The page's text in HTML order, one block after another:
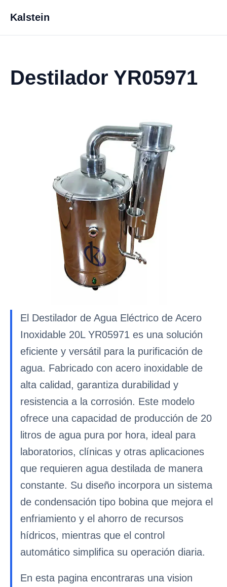
Kalstein
Destilador YR05971
El Destilador de Agua Eléctrico de Acero
Inoxidable 20L YR05971 es una solución
eficiente y versátil para la purificación de
agua. Fabricado con acero inoxidable de
alta calidad, garantiza durabilidad y
resistencia a la corrosión. Este modelo
ofrece una capacidad de producción de 20
litros de agua pura por hora, ideal para
laboratorios, clínicas y otras aplicaciones
que requieren agua destilada de manera
constante. Su diseño incorpora un sistema
de condensación tipo bobina que mejora el
enfriamiento y el ahorro de recursos
hídricos, mientras que el control
automático simplifica su operación diaria.
En esta pagina encontraras una vision